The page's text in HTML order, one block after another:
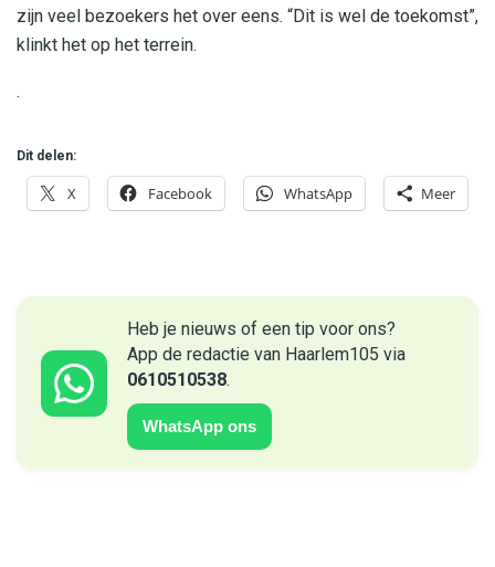
zijn veel bezoekers het over eens. “Dit is wel de toekomst”,
klinkt het op het terrein.
.
Dit delen:
X Facebook WhatsApp Meer
Heb je nieuws of een tip voor ons?
App de redactie van Haarlem105 via
0610510538.
WhatsApp ons